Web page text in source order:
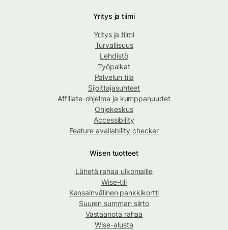
Yritys ja tiimi
Yritys ja tiimi
Turvallisuus
Lehdistö
Työpaikat
Palvelun tila
Sijoittajasuhteet
Affiliate-ohjelma ja kumppanuudet
Ohjekeskus
Accessibility
Feature availability checker
Wisen tuotteet
Lähetä rahaa ulkomaille
Wise-tili
Kansainvälinen pankkikortti
Suuren summan siirto
Vastaanota rahaa
Wise-alusta